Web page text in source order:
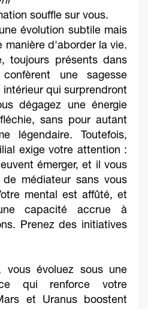
souffle sur vous.
évolution subtile mais
manière d'aborder la vie.
toujours présents dans
une sagesse
intérieur qui surprendront
dégagez une énergie
sans pour autant
légendaire. Toutefois,
exige votre attention :
émerger, et il vous
médiateur sans vous
mental est affûté, et
capacité accrue à
Prenez des initiatives
évoluez sous une
qui renforce votre
et Uranus boostent